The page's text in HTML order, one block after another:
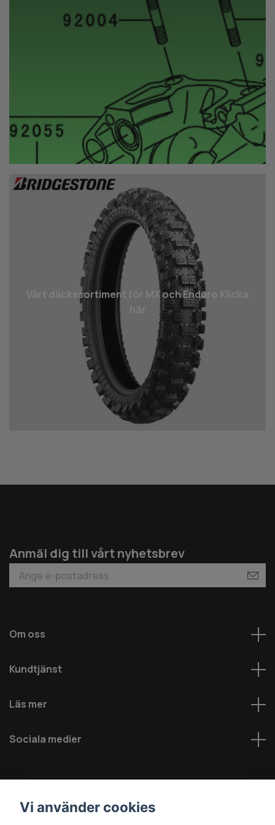
Vårt däcks­sortiment för MX och Enduro Klicka
Anmäl dig till vårt nyhetsbrev
Om oss
Kundtjänst
Läs mer
Sociala medier
Vi använder cookies